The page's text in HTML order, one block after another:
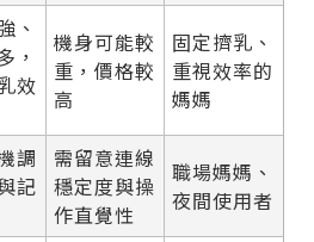
、
，
效
機身可能較
重，價格較
高
固定擠乳、
重視效率的
媽媽
調
記
需留意連線
穩定度與操
作直覺性
職場媽媽、
夜間使用者